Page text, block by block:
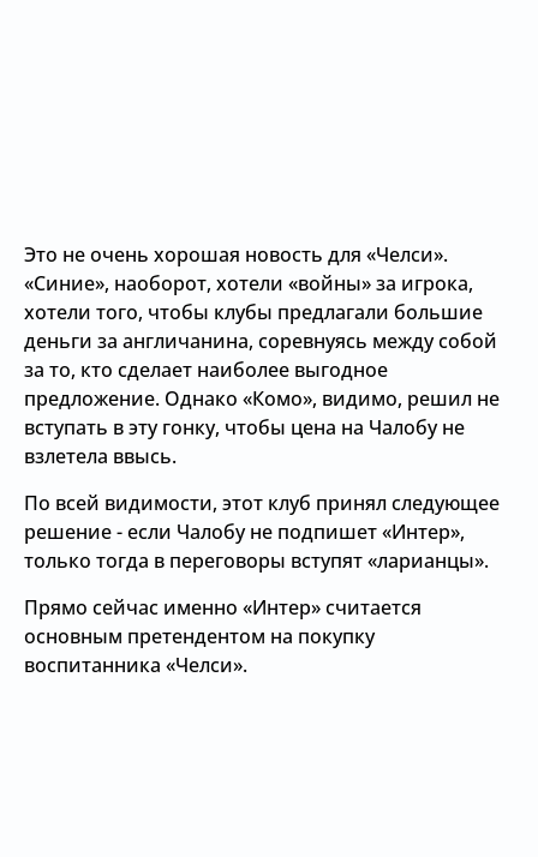
Это не очень хорошая новость для «Челси».
«Синие», наоборот, хотели «войны» за игрока,
хотели того, чтобы клубы предлагали большие
деньги за англичанина, соревнуясь между собой
за то, кто сделает наиболее выгодное
предложение. Однако «Комо», видимо, решил не
вступать в эту гонку, чтобы цена на Чалобу не
взлетела ввысь.
По всей видимости, этот клуб принял следующее
решение - если Чалобу не подпишет «Интер»,
только тогда в переговоры вступят «ларианцы».
Прямо сейчас именно «Интер» считается
основным претендентом на покупку
воспитанника «Челси».